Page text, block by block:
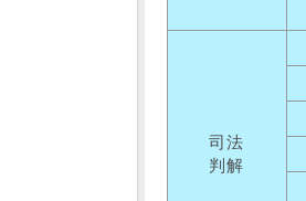
司法
判解